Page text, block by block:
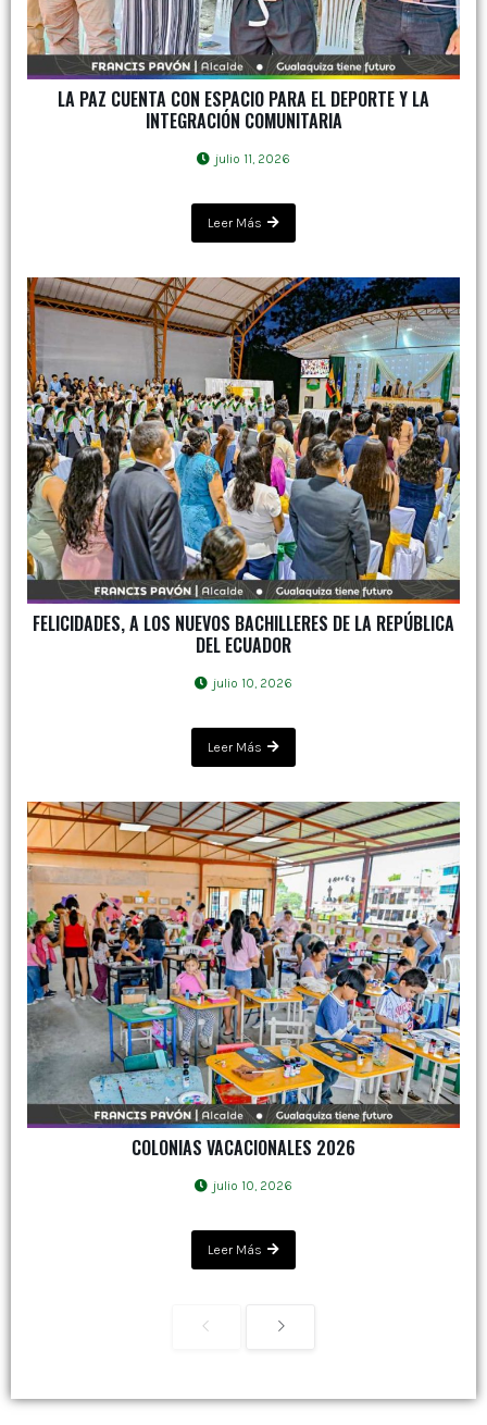
LA PAZ CUENTA CON ESPACIO PARA EL DEPORTE Y LA
INTEGRACIÓN COMUNITARIA
julio 11, 2026
Leer Más
FELICIDADES, A LOS NUEVOS BACHILLERES DE LA REPÚBLICA
DEL ECUADOR
julio 10, 2026
Leer Más
COLONIAS VACACIONALES 2026
julio 10, 2026
Leer Más